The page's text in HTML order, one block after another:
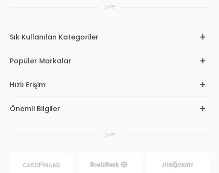
Sık Kullanılan Kategoriler
Popüler Markalar
Hızlı Erişim
Önemli Bilgiler